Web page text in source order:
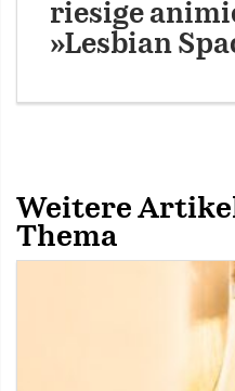
riesige
»Lesbian
Weitere
Thema